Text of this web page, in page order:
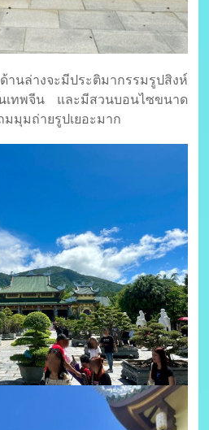
นล่างจะมีประติมากรรมรูปสิงห์
ทพจีน และมีสวนบอนไซขนาด
มุมถ่ายรูปเยอะมาก